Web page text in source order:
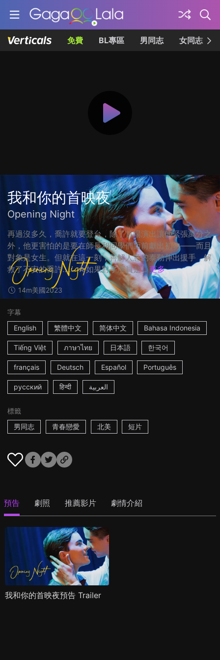
免費 BL專區 男同志 女同志
我和你的首映夜
Opening Night
再過沒多久，喬許就要登台，除了首場演出讓他緊張萬分之
外，他更害怕的是要在師長和同學們面前獻出初吻——而且
對象是女生。但就在這一刻，善解人意的泰勒伸出援手，解
救了不安的喬許…… ☆如果對手演員是... 更多
14m美國2023
字幕
English
繁體中文 简体中文 Bahasa Indonesia
Tiếng Việt ภาษาไทย 日本語 한국어
français Deutsch Español Português
русский हिन्दी العربية
標籤
男同志
青春戀愛 北美 短片
預告 劇照 推薦影片 劇情介紹
我和你的首映夜預告 Trailer